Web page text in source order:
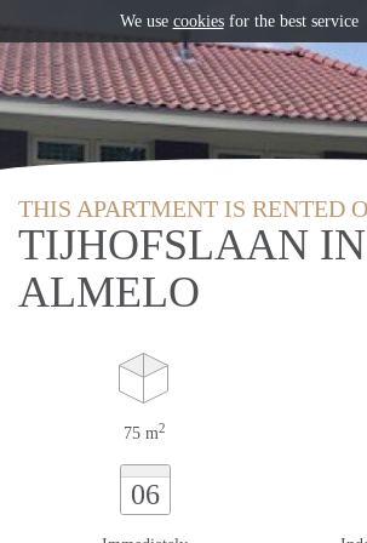
THIS APARTMENT IS RENTED
TIJHOFSLAAN IN
ALMELO
75 m2
06
We use cookiesfor the best service